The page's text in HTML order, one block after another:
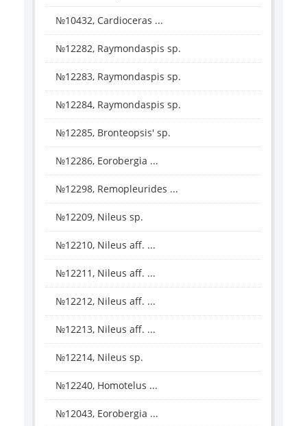
№10432, Cardioceras ...
№12282, Raymondaspis sp.
№12283, Raymondaspis sp.
№12284, Raymondaspis sp.
№12285, Bronteopsis' sp.
№12286, Eorobergia ...
№12298, Remopleurides ...
№12209, Nileus sp.
№12210, Nileus aff. ...
№12211, Nileus aff. ...
№12212, Nileus aff. ...
№12213, Nileus aff. ...
№12214, Nileus sp.
№12240, Homotelus ...
№12043, Eorobergia ...